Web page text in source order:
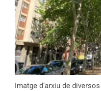
Imatge d’arxiu de